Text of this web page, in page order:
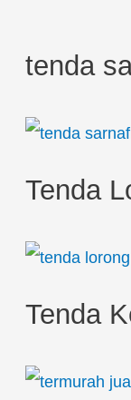
tenda
Tenda
Tenda